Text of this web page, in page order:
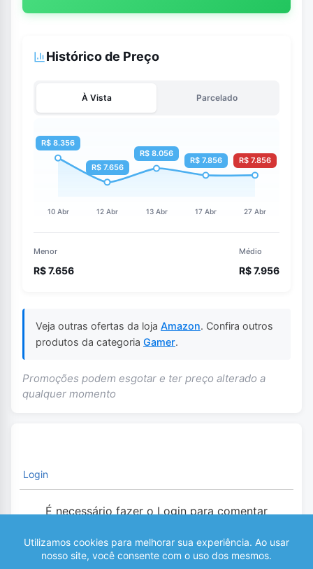
Histórico de Preço
À Vista Parcelado
Menor
R$ 7.656
Médio
R$ 7.956
Veja outras ofertas da loja Amazon. Confira outros
produtos da categoria Gamer.
Promoções podem esgotar e ter preço alterado a
qualquer momento
Login
É necessário fazer o Login para comentar
0 COMENTÁRIOS